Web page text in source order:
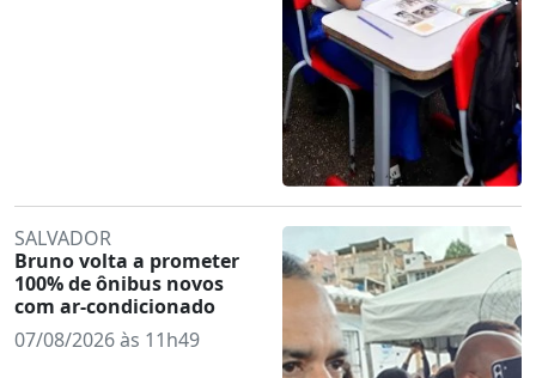
SALVADOR
Bruno volta a prometer
100% de ônibus novos
com ar-condicionado
07/08/2026 às 11h49